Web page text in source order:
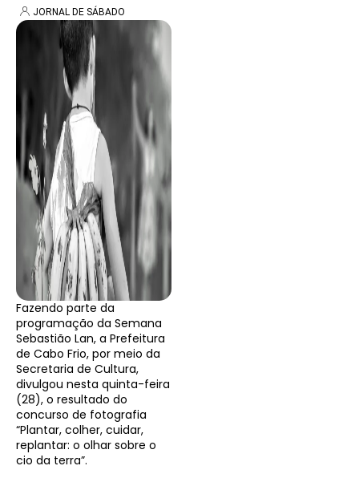
JORNAL DE SÁBADO
Fazendo parte da
programação da Semana
Sebastião Lan, a Prefeitura
de Cabo Frio, por meio da
Secretaria de Cultura,
divulgou nesta quinta-feira
(28), o resultado do
concurso de fotografia
“Plantar, colher, cuidar,
replantar: o olhar sobre o
cio da terra”.